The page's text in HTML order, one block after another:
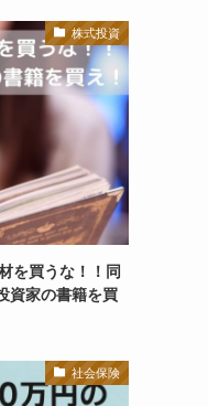
株式投資
を買うな！！同
資家の書籍を買
社会保険